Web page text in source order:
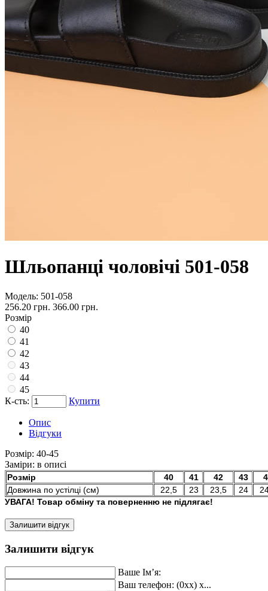
Шльопанці чоловічі 501-058
Модель: 501-058
256.20 грн. 366.00 грн.
Розмір
40
41
42
43
44
45
К-сть:
Купити
Опис
Відгуки
Розмір: 40-45
Заміри: в описі
Розмір 40 41 42 43
Довжина по устілці (см)
22,5 23 23,5 24
УВАГА! Товар обміну та поверненню не підлягає!
Залишити відгук
Залишити відгук
Ваше Ім’я:
Ваш телефон: (0xx) x...